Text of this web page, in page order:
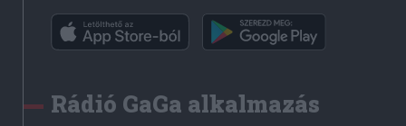
Rádió GaGa alkalmazás